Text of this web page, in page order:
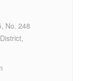
No. 248